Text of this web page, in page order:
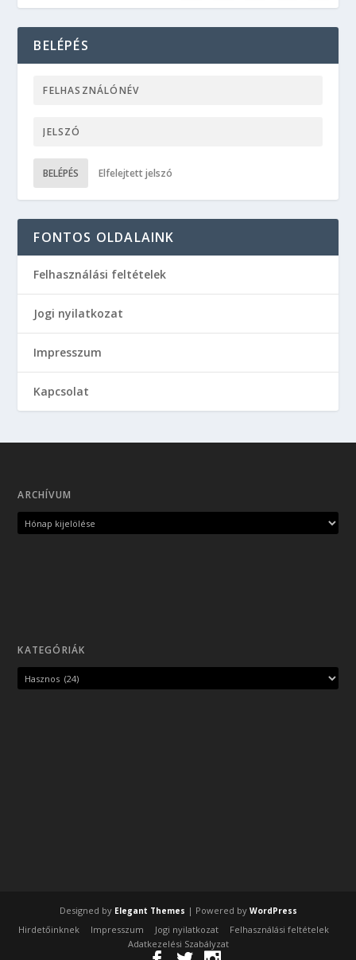
BELÉPÉS
BELÉPÉS Elfelejtett jelszó
FONTOS OLDALAINK
Felhasználási feltételek
Jogi nyilatkozat
Impresszum
Kapcsolat
ARCHÍVUM
KATEGÓRIÁK
Designed by Elegant Themes | Powered by WordPress
Hirdetőinknek Impresszum Jogi nyilatkozat
Felhasználási feltételek
Adatkezelési Szabályzat